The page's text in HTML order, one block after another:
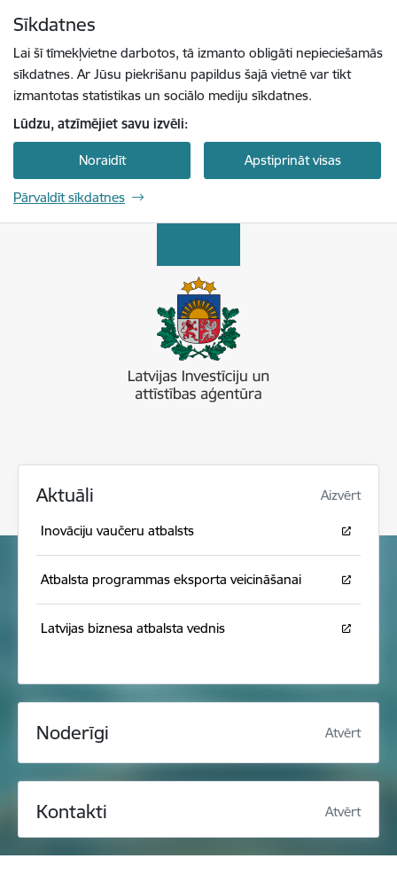
Sīkdatnes
Lai šī tīmekļvietne darbotos, tā izmanto obligāti nepieciešamās
sīkdatnes. Ar Jūsu piekrišanu papildus šajā vietnē var tikt
izmantotas statistikas un sociālo mediju sīkdatnes.
Lūdzu, atzīmējiet savu izvēli:
Noraidīt Apstiprināt visas
Pārvaldīt sīkdatnes
Aktuāli Aizvērt
Inovāciju vaučeru atbalsts
Atbalsta programmas eksporta veicināšanai
Latvijas biznesa atbalsta vednis
Noderīgi Atvērt
Kontakti Atvērt